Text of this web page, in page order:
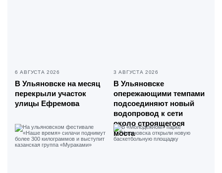
6 АВГУСТА 2026
В Ульяновске на месяц
перекрыли участок
улицы Ефремова
3 АВГУСТА 2026
В Ульяновске
опережающими темпами
подсоединяют новый
водопровод к сети
около строящегося
моста